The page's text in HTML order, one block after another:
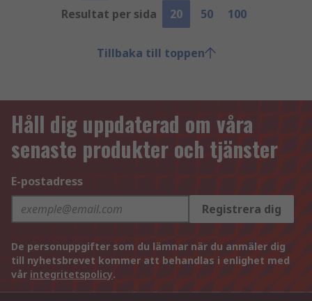
Resultat per sida
20 50 100
Tillbaka till toppen
Håll dig uppdaterad om våra
senaste produkter och tjänster
E-postadress
Registrera dig
De personuppgifter som du lämnar när du anmäler dig
till nyhetsbrevet kommer att behandlas i enlighet med
vår integritetspolicy.